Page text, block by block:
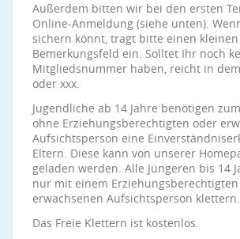
Außerdem bitten wir bei den ersten
Online-Anmeldung (siehe unten).
sichern könnt, tragt bitte einen
Bemerkungsfeld ein. Solltet Ihr noch
Mitgliedsnummer haben, reicht in
oder xxx.
Jugendliche ab 14 Jahre benötigen
ohne Erziehungsberechtigten oder
Aufsichtsperson eine
Eltern. Diese kann von unserer
geladen werden. Alle Jüngeren bis 14
nur mit einem
erwachsenen Aufsichtsperson klettern.
Das Freie Klettern ist kostenlos.